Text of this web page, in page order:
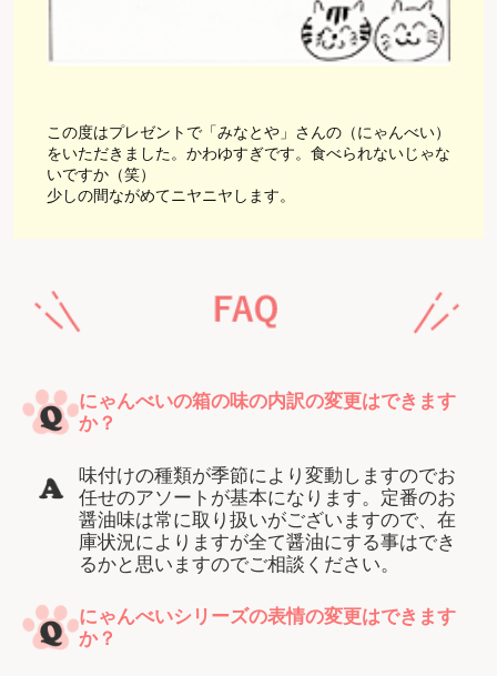
この度はプレゼントで「みなとや」さんの（にゃんべい）
をいただきました。かわゆすぎです。食べられないじゃな
いですか（笑）
少しの間ながめてニヤニヤします。
にゃんべいの箱の味の内訳の変更はできます
か？
味付けの種類が季節により変動しますのでお
任せのアソートが基本になります。定番のお
醤油味は常に取り扱いがございますので、在
庫状況によりますが全て醤油にする事はでき
るかと思いますのでご相談ください。
にゃんべいシリーズの表情の変更はできます
か？